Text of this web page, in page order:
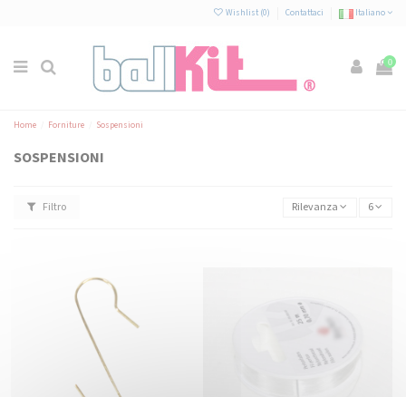
Wishlist (0) Contattaci Italiano
0
Home Forniture Sospensioni
SOSPENSIONI
Filtro Rilevanza 6